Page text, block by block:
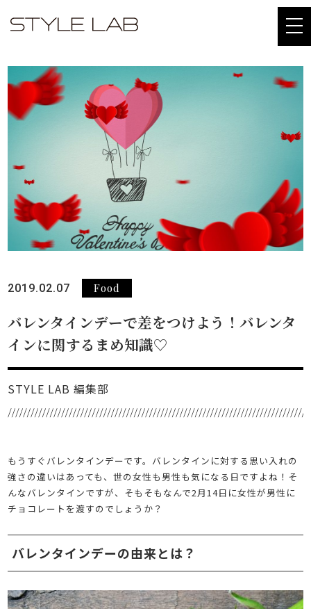
2019.02.07 Food
バレンタインデーで差をつけよう！バレンタ
インに関するまめ知識♡
STYLE LAB 編集部
もうすぐバレンタインデーです。バレンタインに対する思い入れの
強さの違いはあっても、世の女性も男性も気になる日ですよね！そ
んなバレンタインですが、そもそもなんで2月14日に女性が男性に
チョコレートを渡すのでしょうか？
バレンタインデーの由来とは？